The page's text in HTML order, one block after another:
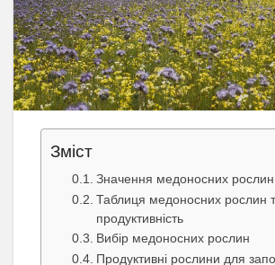
Зміст
Значення медоносних рослин
Таблиця медоносних рослин
продуктивність
Вибір медоносних рослин
Продуктивні рослини для